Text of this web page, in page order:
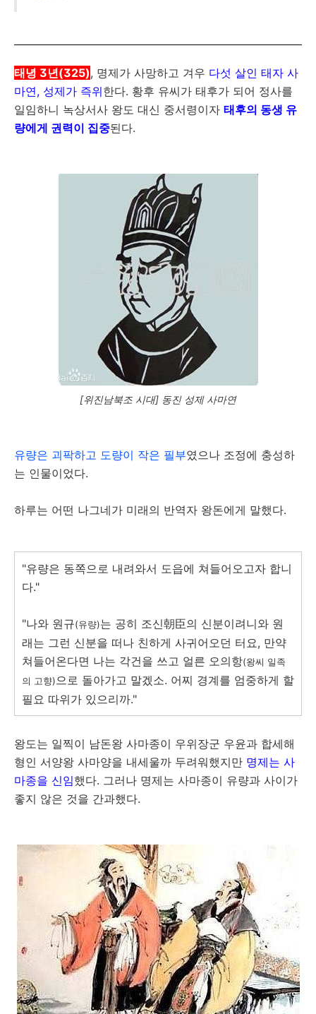
태녕 3년(325), 명제가 사망하고 겨우 다섯 살인 태자 사
마연, 성제가 즉위한다. 황후 유씨가 태후가 되어 정사를
일임하니 녹상서사 왕도 대신 중서령이자 태후의 동생 유
량에게 권력이 집중된다.
[위진남북조 시대] 동진 성제 사마연
유량은 괴팍하고 도량이 작은 필부였으나 조정에 충성하
는 인물이었다.
하루는 어떤 나그네가 미래의 반역자 왕돈에게 말했다.
"유량은 동쪽으로 내려와서 도읍에 쳐들어오고자 합니
다."
"나와 원규(유량)는 공히 조신朝臣의 신분이려니와 원
래는 그런 신분을 떠나 친하게 사귀어오던 터요, 만약
쳐들어온다면 나는 각건을 쓰고 얼른 오의항(왕씨 일족
의 고향)으로 돌아가고 말겠소. 어찌 경계를 엄중하게 할
필요 따위가 있으리까."
왕도는 일찍이 남돈왕 사마종이 우위장군 우윤과 합세해
형인 서양왕 사마양을 내세울까 두려워했지만 명제는 사
마종을 신임했다. 그러나 명제는 사마종이 유량과 사이가
좋지 않은 것을 간과했다.